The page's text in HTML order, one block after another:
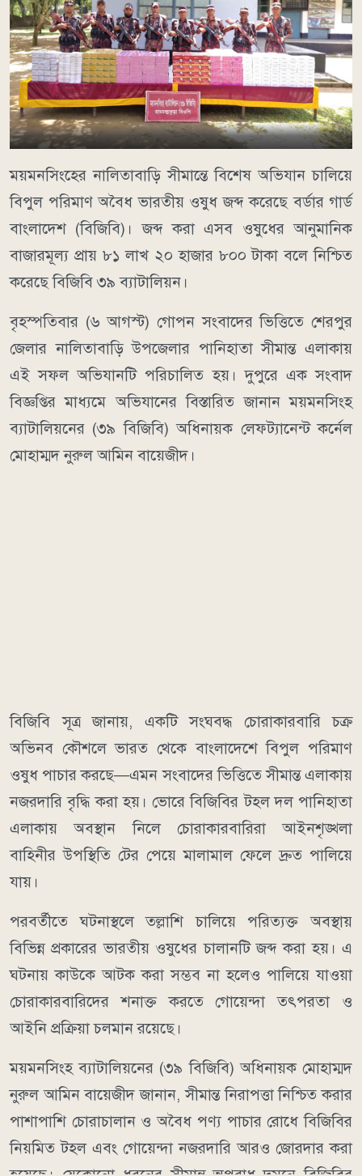
ময়মনসিংহের নালিতাবাড়ি সীমান্তে বিশেষ অভিযান চালিয়ে
বিপুল পরিমাণ অবৈধ ভারতীয় ওষুধ জব্দ করেছে বর্ডার গার্ড
বাংলাদেশ (বিজিবি)। জব্দ করা এসব ওষুধের আনুমানিক
বাজারমূল্য প্রায় ৮১ লাখ ২০ হাজার ৮০০ টাকা বলে নিশ্চিত
করেছে বিজিবি ৩৯ ব্যাটালিয়ন।
বৃহস্পতিবার (৬ আগস্ট) গোপন সংবাদের ভিত্তিতে শেরপুর
জেলার নালিতাবাড়ি উপজেলার পানিহাতা সীমান্ত এলাকায়
এই সফল অভিযানটি পরিচালিত হয়। দুপুরে এক সংবাদ
বিজ্ঞপ্তির মাধ্যমে অভিযানের বিস্তারিত জানান ময়মনসিংহ
ব্যাটালিয়নের (৩৯ বিজিবি) অধিনায়ক লেফট্যানেন্ট কর্নেল
মোহাম্মদ নুরুল আমিন বায়েজীদ।
বিজিবি সূত্র জানায়, একটি সংঘবদ্ধ চোরাকারবারি চক্র
অভিনব কৌশলে ভারত থেকে বাংলাদেশে বিপুল পরিমাণ
ওষুধ পাচার করছে—এমন সংবাদের ভিত্তিতে সীমান্ত এলাকায়
নজরদারি বৃদ্ধি করা হয়। ভোরে বিজিবির টহল দল পানিহাতা
এলাকায় অবস্থান নিলে চোরাকারবারিরা আইনশৃঙ্খলা
বাহিনীর উপস্থিতি টের পেয়ে মালামাল ফেলে দ্রুত পালিয়ে
যায়।
পরবর্তীতে ঘটনাস্থলে তল্লাশি চালিয়ে পরিত্যক্ত অবস্থায়
বিভিন্ন প্রকারের ভারতীয় ওষুধের চালানটি জব্দ করা হয়। এ
ঘটনায় কাউকে আটক করা সম্ভব না হলেও পালিয়ে যাওয়া
চোরাকারবারিদের শনাক্ত করতে গোয়েন্দা তৎপরতা ও
আইনি প্রক্রিয়া চলমান রয়েছে।
ময়মনসিংহ ব্যাটালিয়নের (৩৯ বিজিবি) অধিনায়ক মোহাম্মদ
নুরুল আমিন বায়েজীদ জানান, সীমান্ত নিরাপত্তা নিশ্চিত করার
পাশাপাশি চোরাচালান ও অবৈধ পণ্য পাচার রোধে বিজিবির
নিয়মিত টহল এবং গোয়েন্দা নজরদারি আরও জোরদার করা